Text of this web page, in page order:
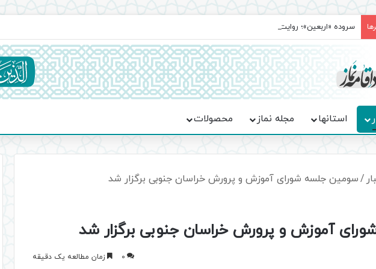
سروده‌ «اربعین»؛ روایت حماسه، استقامت و تمدن‌سازی امت اسلامی
استانها مجله نماز محصولات
/سومین جلسه شورای آموزش و پرورش خراسان جنوبی برگزار شد
آموزش و پرورش خراسان جنوبی برگزار شد
0 زمان مطالعه یک دقیقه